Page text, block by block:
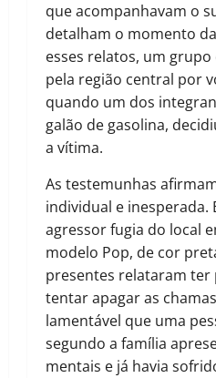
que acompanhavam o
detalham o momento
esses relatos, um
pela região central por
quando um dos
galão de gasolina,
a vítima.
As testemunhas
individual e
agressor fugia do local
modelo Pop, de cor
presentes relataram ter
tentar apagar as
lamentável que uma
segundo a família
mentais e já havia